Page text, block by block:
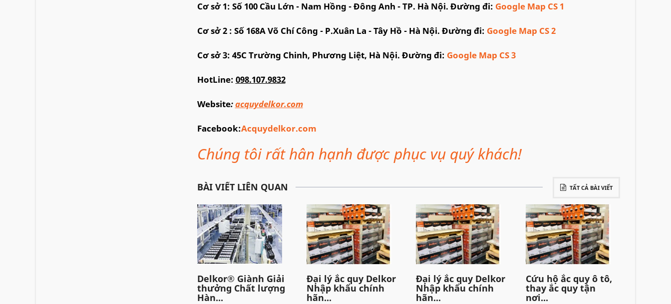
Cơ sở 1: Số 100 Cầu Lớn - Nam Hồng - Đông Anh - TP. Hà Nội. Đường đi: Google Map CS 1
Cơ sở 2 : Số 168A Võ Chí Công - P.Xuân La - Tây Hồ - Hà Nội. Đường đi: Google Map CS 2
Cơ sở 3: 45C Trường Chinh, Phương Liệt, Hà Nội. Đường đi: Google Map CS 3
HotLine: 098.107.9832
Website:acquydelkor.com
Facebook:Acquydelkor.com
Chúng tôi rất hân hạnh được phục vụ quý khách!
TẤT CẢ BÀI VIẾT
BÀI VIẾT LIÊN QUAN
Delkor® Giành Giải
thưởng Chất lượng
Hàn...
Đại lý ắc quy Delkor
Nhập khẩu chính
hãn...
Đại lý ắc quy Delkor
Nhập khẩu chính
hãn...
Cứu hộ ắc quy ô tô,
thay ắc quy tận
nơi...